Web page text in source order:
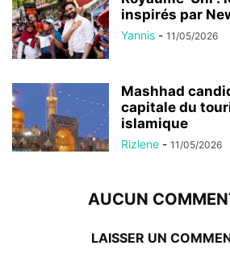
inspirés par
Yannis - 11/05/2026
Mashhad
capitale du
islamique
Rizlene - 11/05/2026
AUCUN
LAISSER UN